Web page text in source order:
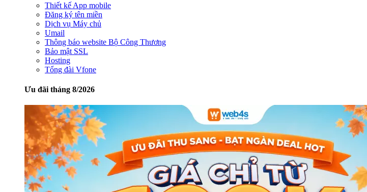
Thiết kế App mobile
Đăng ký tên miền
Dịch vụ Máy chủ
Umail
Thông báo website Bộ Công Thương
Bảo mật SSL
Hosting
Tổng đài Vfone
Ưu đãi tháng 8/2026